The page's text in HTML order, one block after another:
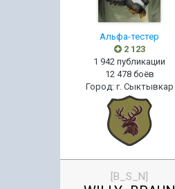
Альфа-тестер
2 123
1 942 публикации
12 478 боёв
Город: г. Сыктывкар
[B_S_N]